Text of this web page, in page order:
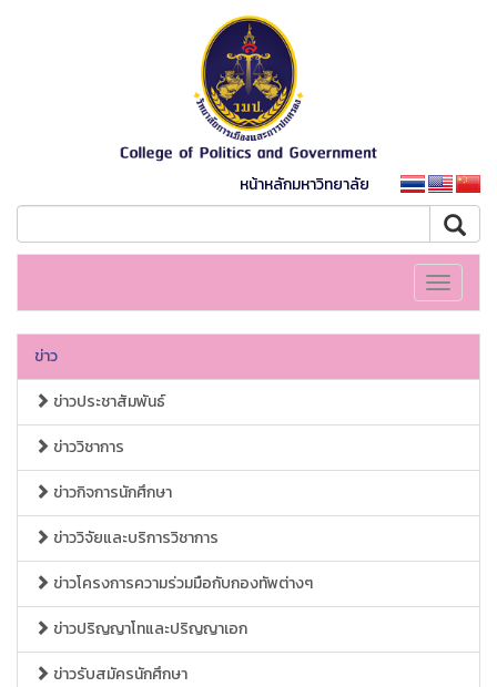
หน้าหลักมหาวิทยาลัย
Toggle
ข่าว
ข่าวประชาสัมพันธ์
ข่าววิชาการ
ข่าวกิจการนักศึกษา
ข่าววิจัยและบริการวิชาการ
ข่าวโครงการความร่วมมือกับกองทัพต่างๆ
ข่าวปริญญาโทและปริญญาเอก
ข่าวรับสมัครนักศึกษา